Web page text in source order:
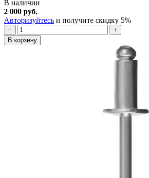
В наличии
2 000 руб.
Авторизуйтесь и получите скидку 5%
−
+
В корзину